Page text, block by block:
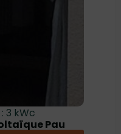
3 kWc
Pau